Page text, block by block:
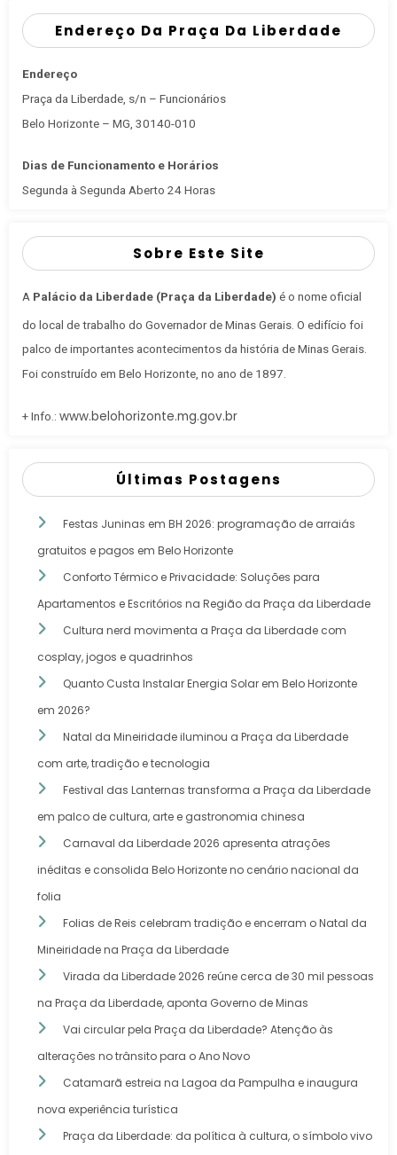
Endereço Da Praça Da Liberdade
Endereço
Praça da Liberdade, s/n – Funcionários
Belo Horizonte – MG, 30140-010
Dias de Funcionamento e Horários
Segunda à Segunda Aberto 24 Horas
Sobre Este Site
A Palácio da Liberdade (Praça da Liberdade) é o nome oficial
do local de trabalho do Governador de Minas Gerais . O edifício foi
palco de importantes acontecimentos da história de Minas Gerais.
Foi construído em Belo Horizonte, no ano de 1897.
+ Info.: www.belohorizonte.mg.gov.br
Últimas Postagens
Festas Juninas em BH 2026: programação de arraiás
gratuitos e pagos em Belo Horizonte
Conforto Térmico e Privacidade: Soluções para
Apartamentos e Escritórios na Região da Praça da Liberdade
Cultura nerd movimenta a Praça da Liberdade com
cosplay, jogos e quadrinhos
Quanto Custa Instalar Energia Solar em Belo Horizonte
em 2026?
Natal da Mineiridade iluminou a Praça da Liberdade
com arte, tradição e tecnologia
Festival das Lanternas transforma a Praça da Liberdade
em palco de cultura, arte e gastronomia chinesa
Carnaval da Liberdade 2026 apresenta atrações
inéditas e consolida Belo Horizonte no cenário nacional da
folia
Folias de Reis celebram tradição e encerram o Natal da
Mineiridade na Praça da Liberdade
Virada da Liberdade 2026 reúne cerca de 30 mil pessoas
na Praça da Liberdade, aponta Governo de Minas
Vai circular pela Praça da Liberdade? Atenção às
alterações no trânsito para o Ano Novo
Catamarã estreia na Lagoa da Pampulha e inaugura
nova experiência turística
Praça da Liberdade: da política à cultura, o símbolo vivo